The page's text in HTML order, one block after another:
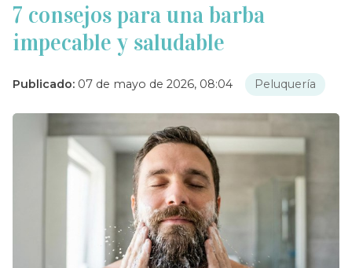
7 consejos para una barba
impecable y saludable
Publicado: 07 de mayo de 2026, 08:04 Peluquería